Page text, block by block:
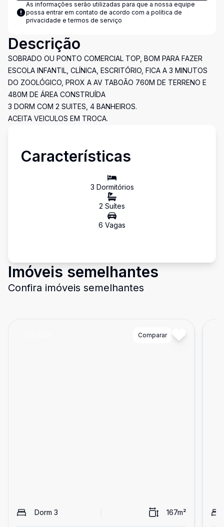
As informações serão utilizadas para que a nossa equipe
possa entrar em contato de acordo com a política de
privacidade e termos de serviço
Descrição
SOBRADO OU PONTO COMERCIAL TOP, BOM PARA FAZER
ESCOLA INFANTIL, CLÍNICA, ESCRITÓRIO, FICA A 3 MINUTOS
DO ZOOLÓGICO, PROX A AV TABOÃO 760M DE TERRENO E
480M DE ÁREA CONSTRUÍDA
3 DORM COM 2 SUITES, 4 BANHEIROS.
ACEITA VEICULOS EM TROCA.
Características
3 Dormitórios
2 Suítes
6 Vagas
Imóveis semelhantes
Confira imóveis semelhantes
Comparar
Dorm 3 167m²